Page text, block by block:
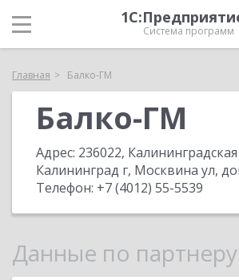
Система программ
Главная Балко-ГМ
Балко-ГМ
Адрес: 236022,
Калининград г, Москвина ул,
Телефон: +7 (4012) 55-5539
Данные по партнеру